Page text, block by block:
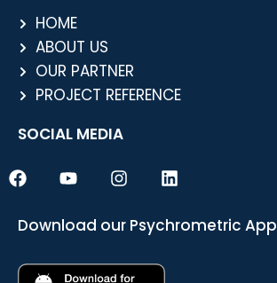
HOME
ABOUT US
OUR PARTNER
PROJECT REFERENCE
SOCIAL MEDIA
F
a
e
o
Y
o
t
e
I
n
t
r
L
i
k
Download our Psychrometric App